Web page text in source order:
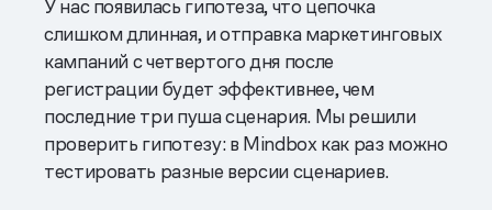
У нас появилась гипотеза, что цепочка
слишком длинная, и отправка маркетинговых
кампаний с четвертого дня после
регистрации будет эффективнее, чем
последние три пуша сценария. Мы решили
проверить гипотезу: в Mindbox как раз можно
тестировать разные версии сценариев.